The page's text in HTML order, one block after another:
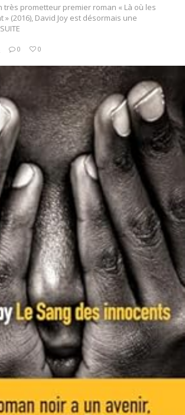
très prometteur premier roman « Là où les
(2016), David Joy est désormais une
0 0
LIRE LA SUITE